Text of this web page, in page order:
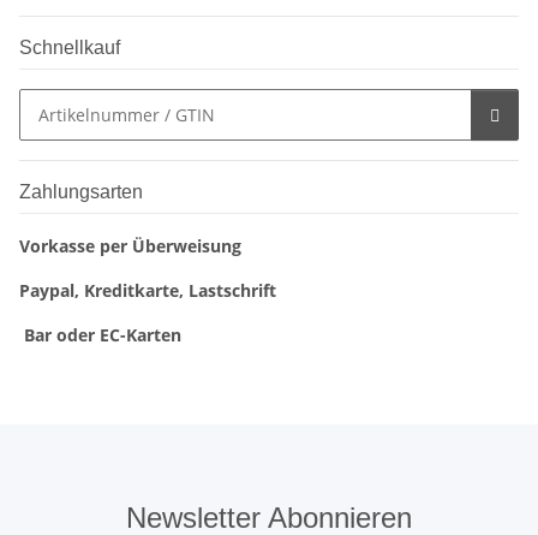
Schnellkauf
Zahlungsarten
Vorkasse per Überweisung
Paypal, Kreditkarte, Lastschrift
Bar oder EC-Karten
Newsletter Abonnieren